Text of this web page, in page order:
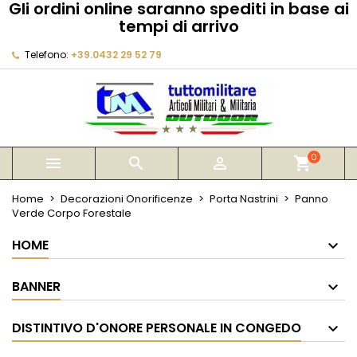
Gli ordini online saranno spediti in base ai
tempi di arrivo
Telefono: +39.0432 29 52 79
   shopping_cart0
Home Decorazioni Onorificenze Porta Nastrini
Panno
Verde Corpo Forestale
HOME
BANNER
DISTINTIVO D'ONORE PERSONALE IN CONGEDO
My wishlists
add_circle_outline Create new list
Crea lista dei desideri
Annulla Crea lista dei desideri
Devi avere effettuato l'accesso per salvare dei
prodotti nella tua lista dei desideri.
Annulla